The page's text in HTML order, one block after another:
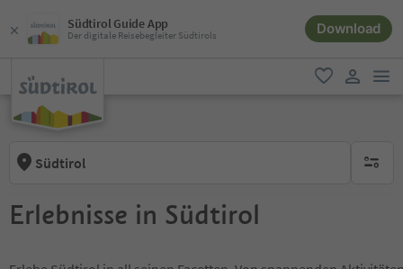
Südtirol Guide App
Der digitale Reisebegleiter Südtirols Download
favorit
Südtirol keine
Erlebnisse in Südtirol